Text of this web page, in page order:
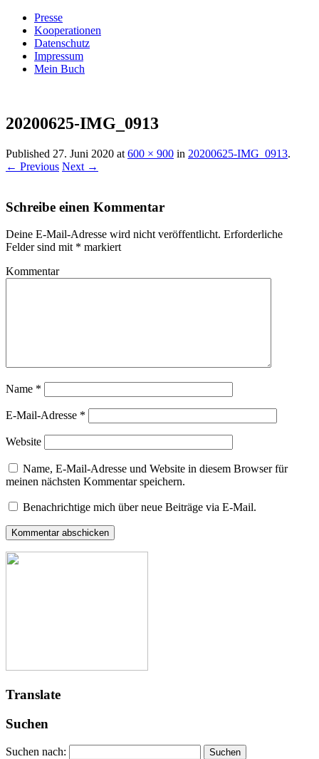
Presse
Kooperationen
Datenschutz
Impressum
Mein Buch
Villa König
20200625-IMG_0913
Published 27. Juni 2020 at 600 × 900 in 20200625-IMG_0913.
← Previous Next →
Schreibe einen Kommentar
Deine E-Mail-Adresse wird nicht veröffentlicht. Erforderliche
Felder sind mit * markiert
Kommentar
Name *
E-Mail-Adresse *
Website
Name, E-Mail-Adresse und Website in diesem Browser für
meinen nächsten Kommentar speichern.
Benachrichtige mich über neue Beiträge via E-Mail.
Translate
Suchen
Suchen nach: